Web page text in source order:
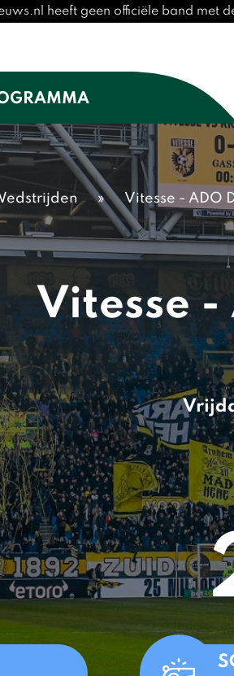
heeft geen officiële band met
» Vitesse - ADO
Vitesse -